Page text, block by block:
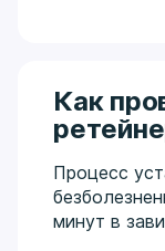
Как
Процесс
минут в